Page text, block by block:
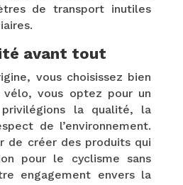
de transport inutiles
avant tout
vous choisissez bien
vélo, vous optez pour un
la qualité, la
de l’environnement.
de créer des produits qui
pour le cyclisme sans
engagement envers la